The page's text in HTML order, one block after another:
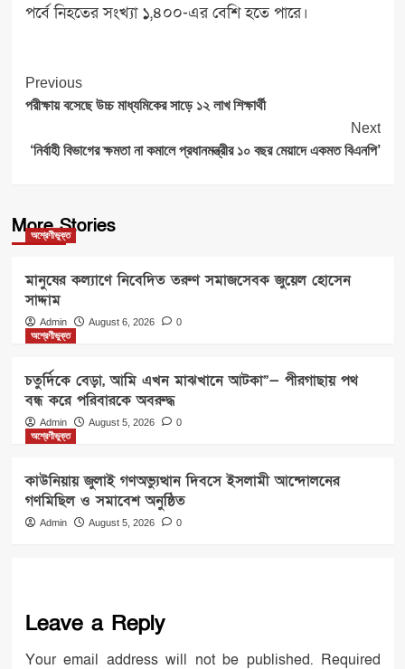
পর্বে নিহতের সংখ্যা ১,৪০০-এর বেশি হতে পারে।
Post
Navigation
Previous
পরীক্ষায় বসেছে উচ্চ মাধ্যমিকের সাড়ে ১২ লাখ শিক্ষার্থী
Next
‘নির্বাহী বিভাগের ক্ষমতা না কমালে প্রধানমন্ত্রীর ১০ বছর মেয়াদে একমত বিএনপি’
More Stories
অশ্রেণীভুক্ত
মানুষের কল্যাণে নিবেদিত তরুণ সমাজসেবক জুয়েল হোসেন
সাদ্দাম
Admin August 6, 2026
0
অশ্রেণীভুক্ত
চতুর্দিকে বেড়া, আমি এখন মাঝখানে আটকা”— পীরগাছায় পথ
বন্ধ করে পরিবারকে অবরুদ্ধ
Admin August 5, 2026
0
অশ্রেণীভুক্ত
কাউনিয়ায় জুলাই গণঅভ্যুত্থান দিবসে ইসলামী আন্দোলনের
গণমিছিল ও সমাবেশ অনুষ্ঠিত
Admin August 5, 2026 0
Leave a Reply
Your email address will not be published. Required